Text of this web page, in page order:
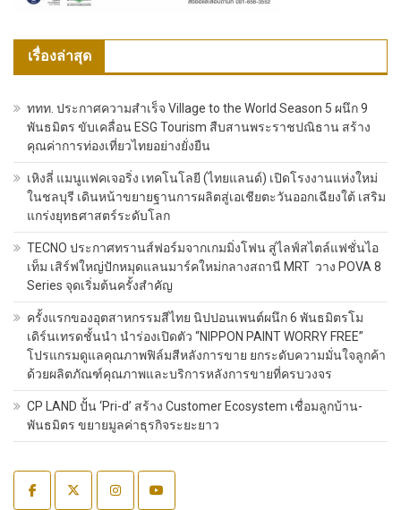
เรื่องล่าสุด
ททท. ประกาศความสำเร็จ Village to the World Season 5 ผนึก 9
พันธมิตร ขับเคลื่อน ESG Tourism สืบสานพระราชปณิธาน สร้าง
คุณค่าการท่องเที่ยวไทยอย่างยั่งยืน
เหิงลี่ แมนูแฟคเจอริ่ง เทคโนโลยี (ไทยแลนด์) เปิดโรงงานแห่งใหม่
ในชลบุรี เดินหน้าขยายฐานการผลิตสู่เอเชียตะวันออกเฉียงใต้ เสริม
แกร่งยุทธศาสตร์ระดับโลก
TECNO ประกาศทรานส์ฟอร์มจากเกมมิ่งโฟน สู่ไลฟ์สไตล์แฟชั่นไอ
เท็ม เสิร์ฟใหญ่ปักหมุดแลนมาร์คใหม่กลางสถานี MRT วาง POVA 8
Series จุดเริ่มต้นครั้งสำคัญ
ครั้งแรกของอุตสาหกรรมสีไทย นิปปอนเพนต์ผนึก 6 พันธมิตรโม
เดิร์นเทรดชั้นนำ นำร่องเปิดตัว “NIPPON PAINT WORRY FREE”
โปรแกรมดูแลคุณภาพฟิล์มสีหลังการขาย ยกระดับความมั่นใจลูกค้า
ด้วยผลิตภัณฑ์คุณภาพและบริการหลังการขายที่ครบวงจร
CP LAND ปั้น ‘Pri-d’ สร้าง Customer Ecosystem เชื่อมลูกบ้าน-
พันธมิตร ขยายมูลค่าธุรกิจระยะยาว